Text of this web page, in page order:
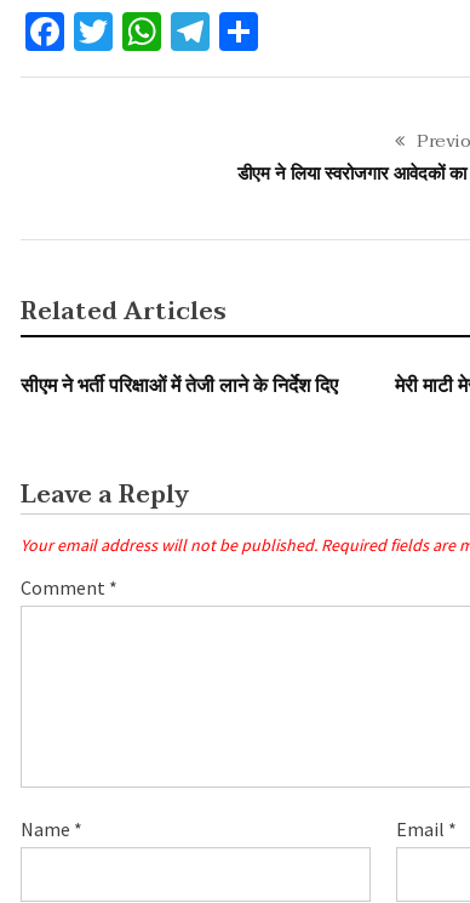
Facebook
Twitter
WhatsApp
Telegram
डीएम ने लिया स्वरोजगार आवेदकों का
Related Articles
सीएम ने भर्ती परिक्षाओं में तेजी लाने के निर्देश दिए मेरी
Leave a Reply
Your email address will not be published. Required fields are
Comment *
Name * Email *